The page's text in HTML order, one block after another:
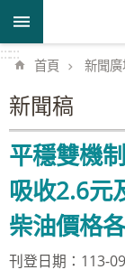
跳到主要內容區塊
::::::
首頁 新聞
新聞稿
平穩雙機
吸收2.6元
柴油價格
刊登日期：113-